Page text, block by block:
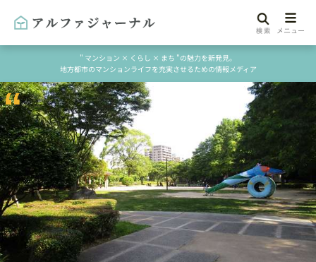
" マンション × くらし × まち "の魅力を新発見。
地方都市のマンションライフを充実させるための情報メディア